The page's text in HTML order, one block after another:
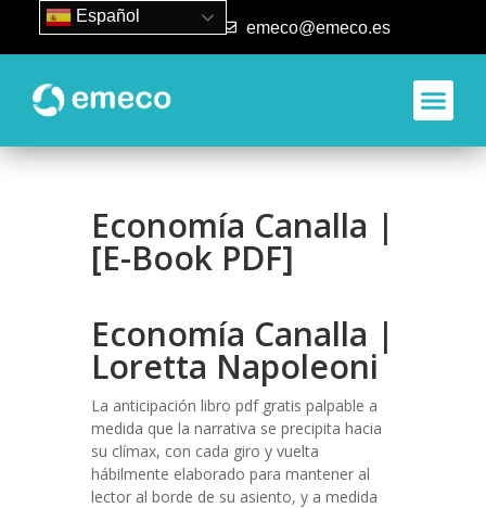
93 840 50 80 emeco@emeco.es
Economía Canalla |
[E-Book PDF]
Economía Canalla |
Loretta Napoleoni
La anticipación libro pdf gratis palpable a
medida que la narrativa se precipita hacia
su clímax, con cada giro y vuelta
hábilmente elaborado para mantener al
lector al borde de su asiento, y a medida
Español